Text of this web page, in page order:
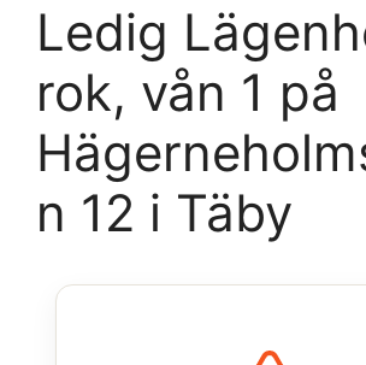
Ledig
rok, vån 1 på
n 12 i Täby